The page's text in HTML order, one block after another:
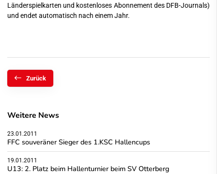
Länderspielkarten und kostenloses Abonnement des DFB-Journals)
und endet automatisch nach einem Jahr.
Zurück
Weitere News
23.01.2011
FFC souveräner Sieger des 1.KSC Hallencups
19.01.2011
U13: 2. Platz beim Hallenturnier beim SV Otterberg